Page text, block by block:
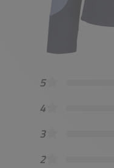
5
4
3
2